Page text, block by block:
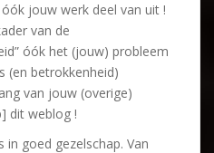
jouw werk deel van uit !
van de
óók het (jouw) probleem
(en betrokkenheid)
van jouw (overige)
dit weblog !
in goed gezelschap. Van